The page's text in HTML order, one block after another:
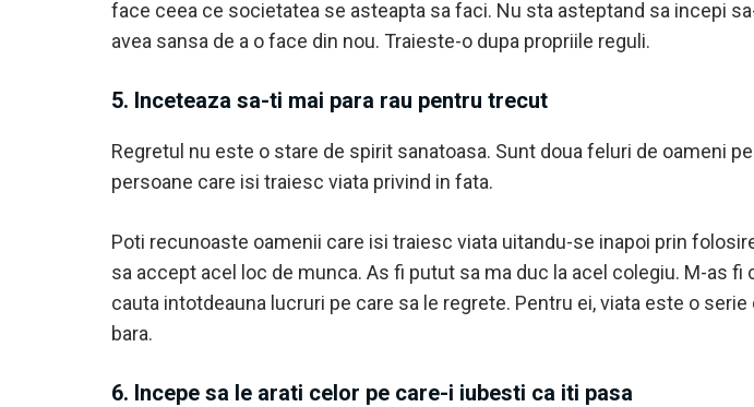
face ceea ce societatea se asteapta sa faci. Nu sta asteptand sa incepi
avea sansa de a o face din nou. Traieste-o dupa propriile reguli.
5. Inceteaza sa-ti mai para rau pentru trecut
Regretul nu este o stare de spirit sanatoasa. Sunt doua feluri de oameni
persoane care isi traiesc viata privind in fata.
Poti recunoaste oamenii care isi traiesc viata uitandu-se inapoi prin
sa accept acel loc de munca. As fi putut sa ma duc la acel colegiu. M-as
cauta intotdeauna lucruri pe care sa le regrete. Pentru ei, viata este o
bara.
6. Incepe sa le arati celor pe care-i iubesti ca iti pasa